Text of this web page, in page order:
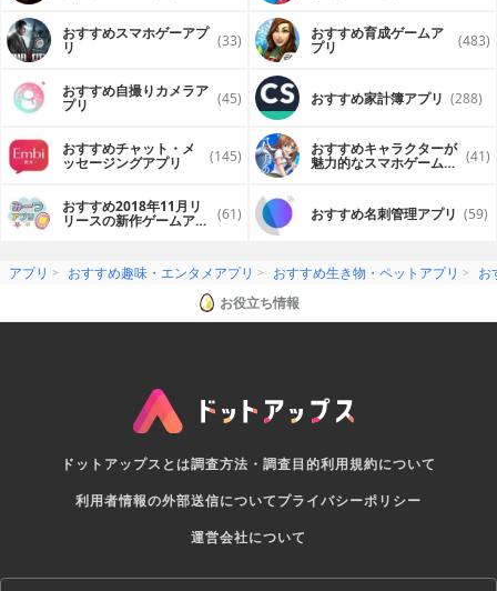
おすすめスマホゲーアプ
リ (33) おすすめ育成ゲームア
プリ (483)
おすすめ自撮りカメラア
プリ (45) おすすめ家計簿アプリ (288)
おすすめチャット・メ
ッセージングアプリ (145) おすすめキャラクターが
魅力的なスマホゲームア (41)
おすすめ2018年11月リ
リースの新作ゲームアプ (61) おすすめ名刺管理アプリ (59)
アプリ おすすめ趣味・エンタメアプリ おすすめ生き物・ペットアプリ
お
お役立ち情報
ドットアップスとは調査方法・調査目的利用規約について
利用者情報の外部送信についてプライバシーポリシー
運営会社について